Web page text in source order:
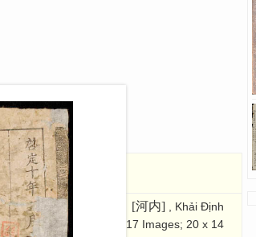
三 元 安 堵 詩 歌
福文堂藏板 [河内] , Khải Định
年[五月吉] 日新刊 . 17 Images; 20 x 14